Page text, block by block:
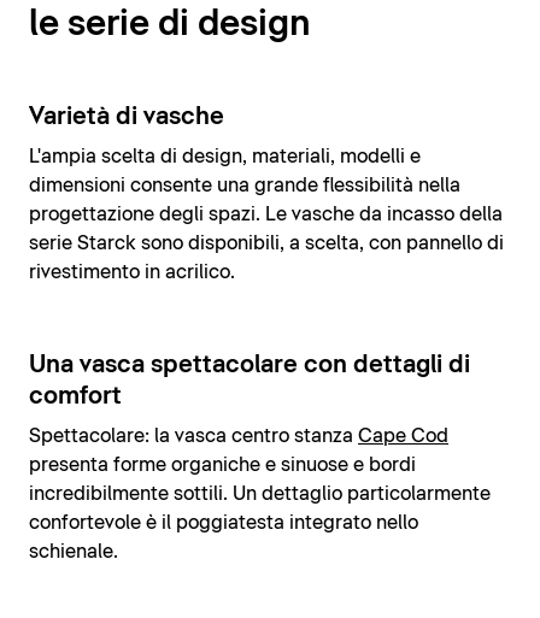
le serie di design
Varietà di vasche
L'ampia scelta di design, materiali, modelli e
dimensioni consente una grande flessibilità nella
progettazione degli spazi. Le vasche da incasso della
serie Starck sono disponibili, a scelta, con pannello di
rivestimento in acrilico.
Una vasca spettacolare con dettagli di
comfort
Spettacolare: la vasca centro stanza Cape Cod
presenta forme organiche e sinuose e bordi
incredibilmente sottili. Un dettaglio particolarmente
confortevole è il poggiatesta integrato nello
schienale.